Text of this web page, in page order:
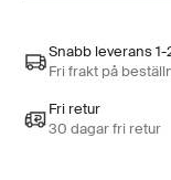
Snabb leverans
Fri frakt på
Fri retur
30 dagar fri retur